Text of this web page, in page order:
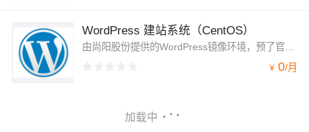
WordPress 建站系统（CentOS）
由尚阳股份提供的WordPress镜像环境，预了官方下载的Wordpress,Nginx，php，mysql等组件，可在云服务器上一键部署，并可自主一键升级到官方当前版本，主题和插件任意升级。WordPress是面向全球用户的CMS，功能全面。
¥ 0/月
加载中